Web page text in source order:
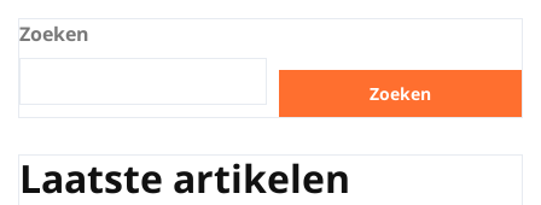
Zoeken
Zoeken
Laatste artikelen